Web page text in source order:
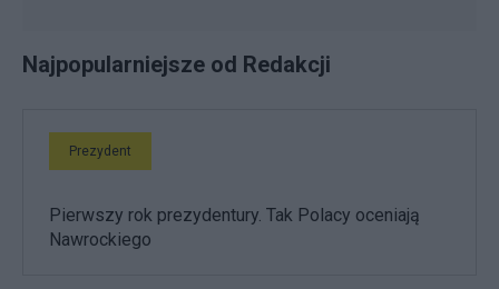
Najpopularniejsze od Redakcji
Prezydent
Pierwszy rok prezydentury. Tak Polacy oceniają
Nawrockiego